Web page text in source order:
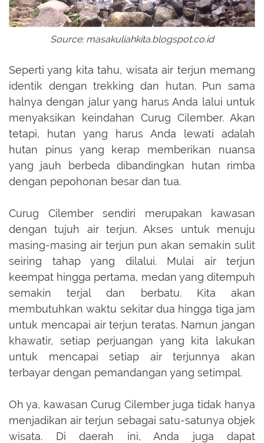
Source: masakuliahkita.blogspot.co.id
Seperti yang kita tahu, wisata air terjun memang
identik dengan trekking dan hutan. Pun sama
halnya dengan jalur yang harus Anda lalui untuk
menyaksikan keindahan Curug Cilember. Akan
tetapi, hutan yang harus Anda lewati adalah
hutan pinus yang kerap memberikan nuansa
yang jauh berbeda dibandingkan hutan rimba
dengan pepohonan besar dan tua.
Curug Cilember sendiri merupakan kawasan
dengan tujuh air terjun. Akses untuk menuju
masing-masing air terjun pun akan semakin sulit
seiring tahap yang dilalui. Mulai air terjun
keempat hingga pertama, medan yang ditempuh
semakin terjal dan berbatu. Kita akan
membutuhkan waktu sekitar dua hingga tiga jam
untuk mencapai air terjun teratas. Namun jangan
khawatir, setiap perjuangan yang kita lakukan
untuk mencapai setiap air terjunnya akan
terbayar dengan pemandangan yang setimpal.
Oh ya, kawasan Curug Cilember juga tidak hanya
menjadikan air terjun sebagai satu-satunya objek
wisata. Di daerah ini, Anda juga dapat